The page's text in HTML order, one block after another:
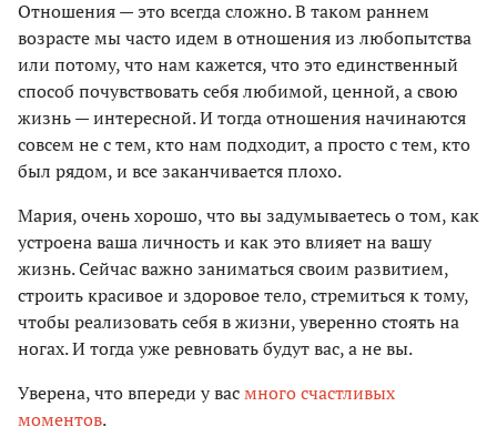
Отношения — это всегда сложно. В таком раннем
возрасте мы часто идем в отношения из любопытства
или потому, что нам кажется, что это единственный
способ почувствовать себя любимой, ценной, а свою
жизнь — интересной. И тогда отношения начинаются
совсем не с тем, кто нам подходит, а просто с тем, кто
был рядом, и все заканчивается плохо.
Мария, очень хорошо, что вы задумываетесь о том, как
устроена ваша личность и как это влияет на вашу
жизнь. Сейчас важно заниматься своим развитием,
строить красивое и здоровое тело, стремиться к тому,
чтобы реализовать себя в жизни, уверенно стоять на
ногах. И тогда уже ревновать будут вас, а не вы.
Уверена, что впереди у васмного счастливых
моментов.